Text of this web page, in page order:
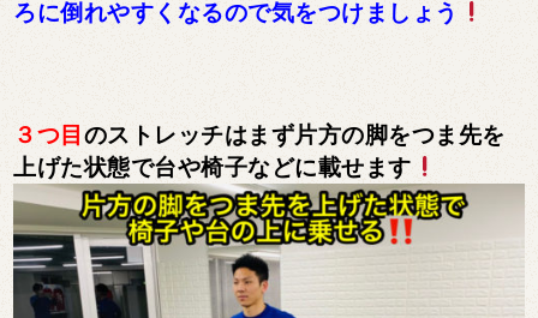
ろに倒れやすくなるので気をつけましょう
３つ目のストレッチはまず片方の脚をつま先を
上げた状態で台や椅子などに載せます